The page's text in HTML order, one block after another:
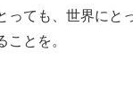
っても、世界にと
ことを。